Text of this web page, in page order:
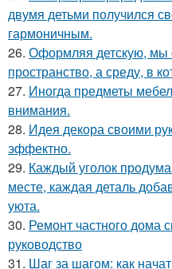
двумя детьми получился
гармоничным.
26. Оформляя детскую, мы
пространство, а среду, в
27. Иногда предметы
внимания.
28. Идея декора своими
эффектно.
29. Каждый уголок
месте, каждая деталь
уюта.
30. Ремонт частного дома
руководство
31. Шаг за шагом: как